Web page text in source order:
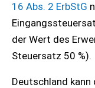
16 Abs. 2 ErbStG
der Wert des
Steuersatz 50 %).
Deutschland kann